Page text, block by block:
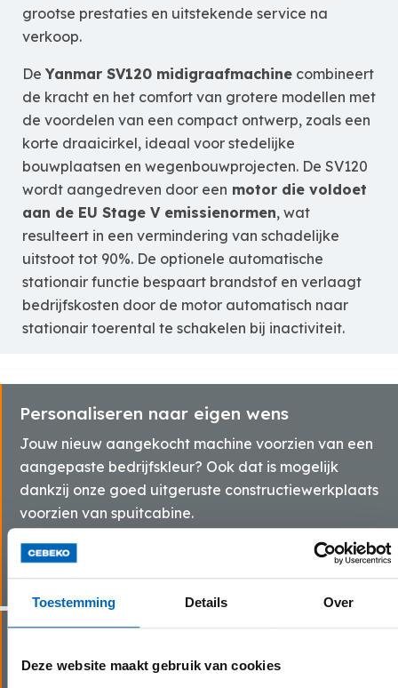
Toestemming Details Over
Deze website maakt gebruik van cookies
grootse prestaties en uitstekende service na
verkoop.
De Yanmar SV120 midigraafmachine combineert
de kracht en het comfort van grotere modellen met
de voordelen van een compact ontwerp, zoals een
korte draaicirkel, ideaal voor stedelijke
bouwplaatsen en wegenbouwprojecten. De SV120
wordt aangedreven door een motor die voldoet
aan de EU Stage V emissienormen, wat
resulteert in een vermindering van schadelijke
uitstoot tot 90%. De optionele automatische
stationair functie bespaart brandstof en verlaagt
bedrijfskosten door de motor automatisch naar
stationair toerental te schakelen bij inactiviteit.
Personaliseren naar eigen wens
Jouw nieuw aangekocht machine voorzien van een
aangepaste bedrijfskleur? Ook dat is mogelijk
dankzij onze goed uitgeruste constructiewerkplaats
voorzien van spuitcabine.
Meer info
Aangevuld met de gepaste aanbouwdelen kan je